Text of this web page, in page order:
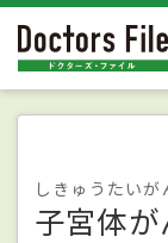
しきゅうたいが
子宮体が